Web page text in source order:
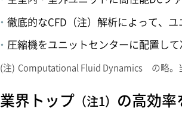
徹底的なCFD（注）解析によって、
圧縮機をユニットセンターに配置して
Computational Fluid Dynamics の略。
業界トップ （注1） の高効率